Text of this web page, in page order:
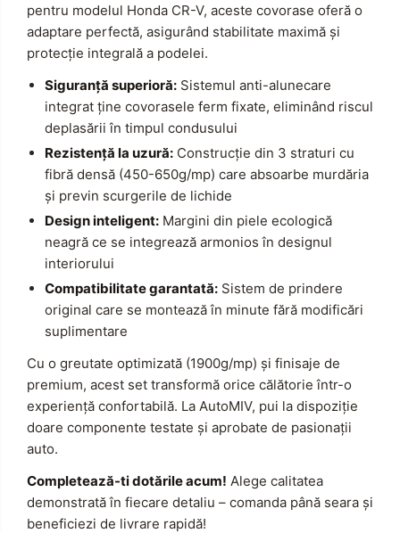
pentru modelul Honda CR-V, aceste covorase oferă o
adaptare perfectă, asigurând stabilitate maximă și
protecție integrală a podelei.
Siguranță superioră: Sistemul anti-alunecare
integrat ține covorasele ferm fixate, eliminând riscul
deplasării în timpul condusului
Rezistență la uzură: Construcție din 3 straturi cu
fibră densă (450-650g/mp) care absoarbe murdăria
și previn scurgerile de lichide
Design inteligent: Margini din piele ecologică
neagră ce se integrează armonios în designul
interiorului
Compatibilitate garantată: Sistem de prindere
original care se montează în minute fără modificări
suplimentare
Cu o greutate optimizată (1900g/mp) și finisaje de
premium, acest set transformă orice călătorie într-o
experiență confortabilă. La AutoMIV, pui la dispoziție
doare componente testate și aprobate de pasionații
auto.
Completează-ti dotările acum! Alege calitatea
demonstrată în fiecare detaliu – comanda până seara și
beneficiezi de livrare rapidă!